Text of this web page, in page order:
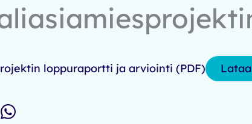
loppuraportti ja arviointi (PDF) Lataa